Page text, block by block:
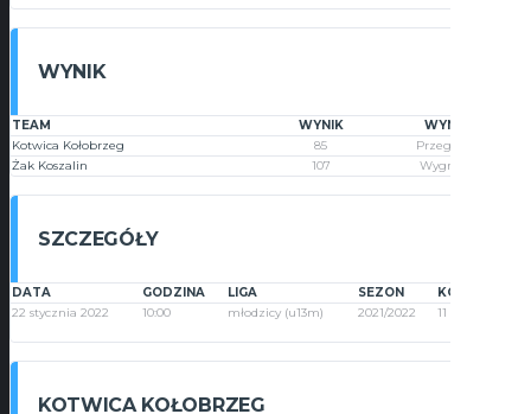
WYNIK
TEAM WYNIK
WYNIK
Kotwica Kołobrzeg
85
Przegrana
Żak Koszalin
107 Wygrana
SZCZEGÓŁY
DATA GODZINA LIGA SEZON
KOLEJKA
22 stycznia 2022
10:00 młodzicy (u13m) 2021/2022 11
KOTWICA KOŁOBRZEG